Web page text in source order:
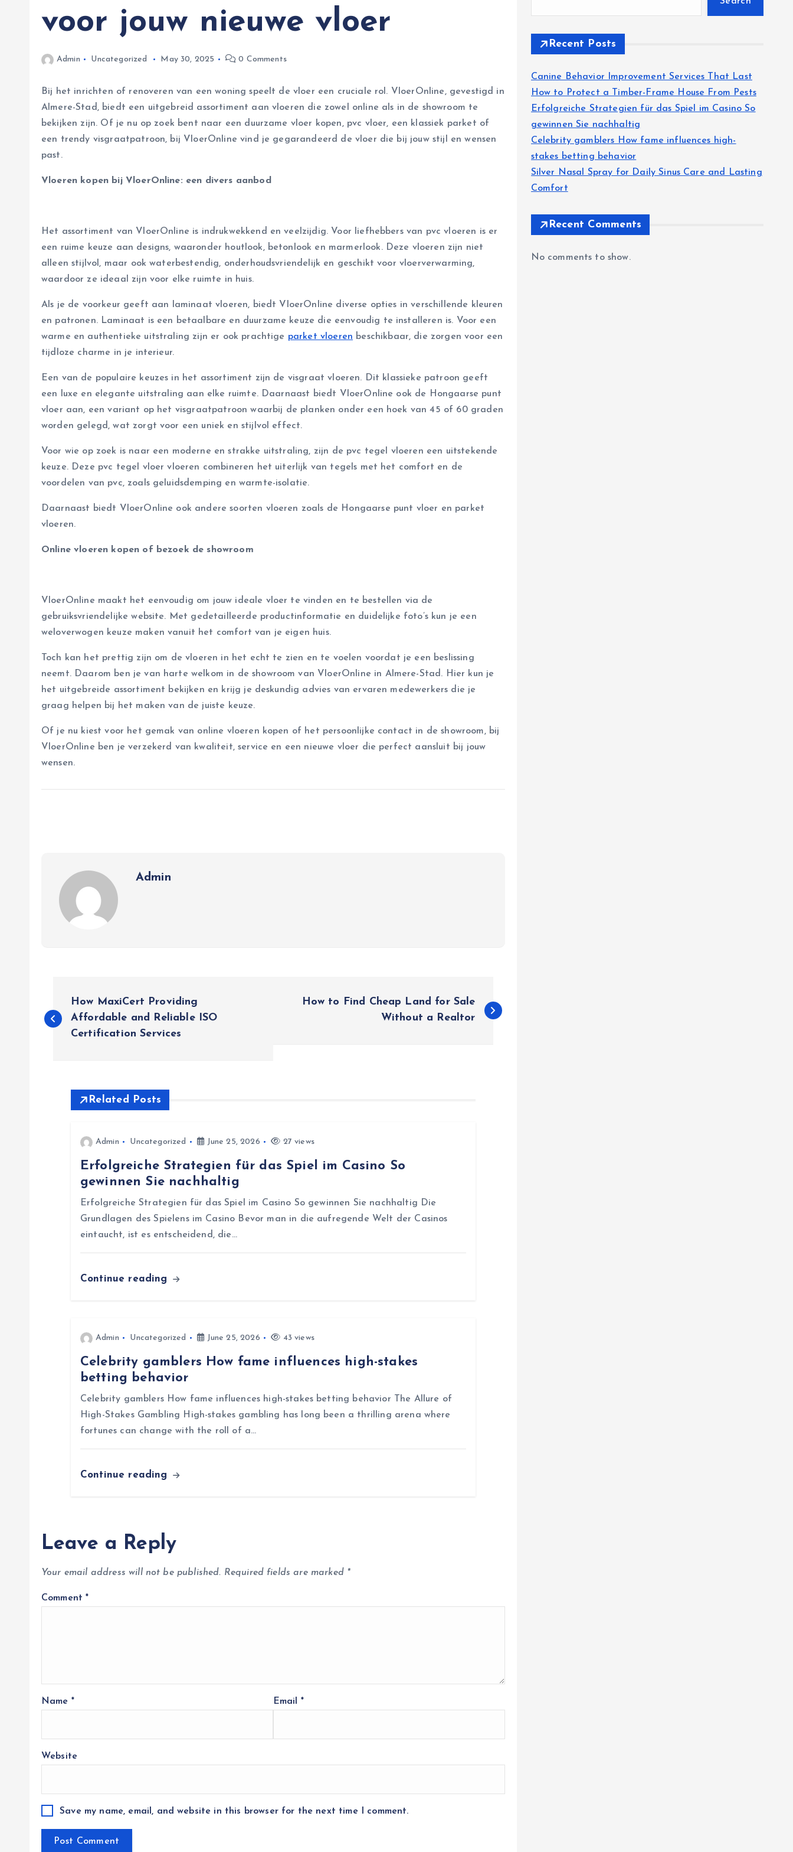
voor jouw nieuwe vloer
Admin Uncategorized May 30, 2025 0 Comments
Bij het inrichten of renoveren van een woning speelt de vloer een cruciale rol. VloerOnline, gevestigd in
Almere-Stad, biedt een uitgebreid assortiment aan vloeren die zowel online als in de showroom te
bekijken zijn. Of je nu op zoek bent naar een duurzame vloer kopen, pvc vloer, een klassiek parket of
een trendy visgraatpatroon, bij VloerOnline vind je gegarandeerd de vloer die bij jouw stijl en wensen
past.
Vloeren kopen bij VloerOnline: een divers aanbod
Het assortiment van VloerOnline is indrukwekkend en veelzijdig. Voor liefhebbers van pvc vloeren is er
een ruime keuze aan designs, waaronder houtlook, betonlook en marmerlook. Deze vloeren zijn niet
alleen stijlvol, maar ook waterbestendig, onderhoudsvriendelijk en geschikt voor vloerverwarming,
waardoor ze ideaal zijn voor elke ruimte in huis.
Als je de voorkeur geeft aan laminaat vloeren, biedt VloerOnline diverse opties in verschillende kleuren
en patronen. Laminaat is een betaalbare en duurzame keuze die eenvoudig te installeren is. Voor een
warme en authentieke uitstraling zijn er ook prachtige parket vloeren beschikbaar, die zorgen voor een
tijdloze charme in je interieur.
Een van de populaire keuzes in het assortiment zijn de visgraat vloeren. Dit klassieke patroon geeft
een luxe en elegante uitstraling aan elke ruimte. Daarnaast biedt VloerOnline ook de Hongaarse punt
vloer aan, een variant op het visgraatpatroon waarbij de planken onder een hoek van 45 of 60 graden
worden gelegd, wat zorgt voor een uniek en stijlvol effect.
Voor wie op zoek is naar een moderne en strakke uitstraling, zijn de pvc tegel vloeren een uitstekende
keuze. Deze pvc tegel vloer vloeren combineren het uiterlijk van tegels met het comfort en de
voordelen van pvc, zoals geluidsdemping en warmte-isolatie.
Daarnaast biedt VloerOnline ook andere soorten vloeren zoals de Hongaarse punt vloer en parket
vloeren.
Online vloeren kopen of bezoek de showroom
VloerOnline maakt het eenvoudig om jouw ideale vloer te vinden en te bestellen via de
gebruiksvriendelijke website. Met gedetailleerde productinformatie en duidelijke foto’s kun je een
weloverwogen keuze maken vanuit het comfort van je eigen huis.
Toch kan het prettig zijn om de vloeren in het echt te zien en te voelen voordat je een beslissing
neemt. Daarom ben je van harte welkom in de showroom van VloerOnline in Almere-Stad. Hier kun je
het uitgebreide assortiment bekijken en krijg je deskundig advies van ervaren medewerkers die je
graag helpen bij het maken van de juiste keuze.
Of je nu kiest voor het gemak van online vloeren kopen of het persoonlijke contact in de showroom, bij
VloerOnline ben je verzekerd van kwaliteit, service en een nieuwe vloer die perfect aansluit bij jouw
wensen.
Admin
o
How MaxiCert Providing
Affordable and Reliable ISO
Certification Services
How to Find Cheap Land for Sale
Without a Realtor
Related Posts
Admin Uncategorized June 25, 2026 27 views
Erfolgreiche Strategien für das Spiel im Casino So
gewinnen Sie nachhaltig
Erfolgreiche Strategien für das Spiel im Casino So gewinnen Sie nachhaltig Die
Grundlagen des Spielens im Casino Bevor man in die aufregende Welt der Casinos
eintaucht, ist es entscheidend, die…
Continue reading
Admin Uncategorized June 25, 2026 43 views
Celebrity gamblers How fame influences high-stakes
betting behavior
Celebrity gamblers How fame influences high-stakes betting behavior The Allure of
High-Stakes Gambling High-stakes gambling has long been a thrilling arena where
fortunes can change with the roll of a…
Continue reading
Leave a Reply
Your email address will not be published. Required fields are marked *
Comment*
Name * Email *
Website
Save my name, email, and website in this browser for the next time I comment.
Recent Posts
Canine Behavior Improvement Services That Last
How to Protect a Timber-Frame House From Pests
Erfolgreiche Strategien für das Spiel im Casino So
gewinnen Sie nachhaltig
Celebrity gamblers How fame influences high-
stakes betting behavior
Silver Nasal Spray for Daily Sinus Care and Lasting
Comfort
Recent Comments
No comments to show.